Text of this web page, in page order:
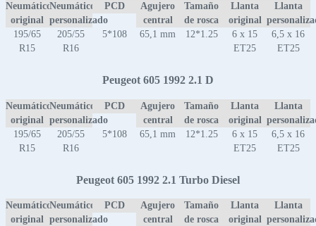
Neumático
original
Neumático
personalizado
PCD
Agujero
central
Tamaño
de rosca
Llanta
original
Llanta
195/65
R15
205/55
R16
5*108 65,1 mm 12*1.25
6 x 15
ET25
6,5 x 16
ET25
Peugeot 605 1992 2.1 D
Neumático
original
Neumático
personalizado
PCD
Agujero
central
Tamaño
de rosca
Llanta
original
Llanta
195/65
R15
205/55
R16
5*108 65,1 mm 12*1.25
6 x 15
ET25
6,5 x 16
ET25
Peugeot 605 1992 2.1 Turbo Diesel
Neumático
original
Neumático
personalizado
PCD
Agujero
central
Tamaño
de rosca
Llanta
original
Llanta